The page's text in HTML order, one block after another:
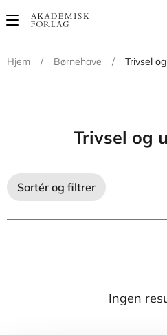
Main
Hjem
/ Børnehave / Trivsel
Trivsel og
Sortér og filtrer
Ingen